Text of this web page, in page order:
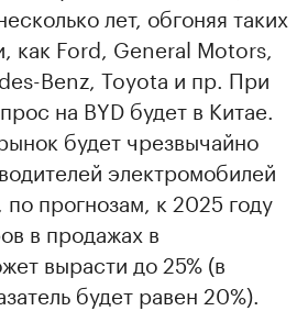
лет, обгоняя таких
как Ford, General Motors,
Benz, Toyota и пр. При
на BYD будет в Китае.
будет чрезвычайно
электромобилей
прогнозам, к 2025 году
в продажах в
вырасти до 25% (в
будет равен 20%).